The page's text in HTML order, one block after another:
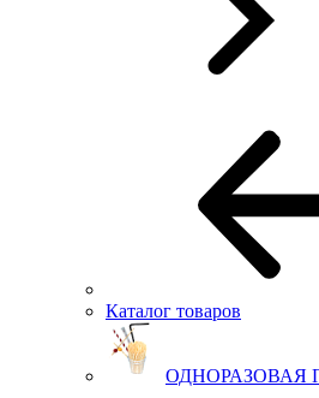
Каталог товаров
ОДНОРАЗОВАЯ